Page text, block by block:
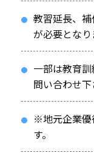
教習延長、
が必要となり
一部は教育
問い合わせ下
※地元企業優
す。